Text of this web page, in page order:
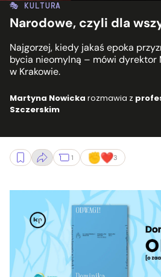
🎭 KULTURA
Narodowe, czyli dla
Najgorzej, kiedy jakaś epoka
bycia nieomylną – mówi dyrektor
w Krakowie.
Martyna Nowicka rozmawia z
Szczerskim
1 3